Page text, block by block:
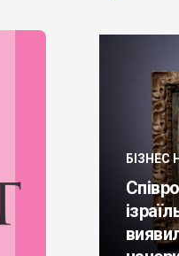
музею